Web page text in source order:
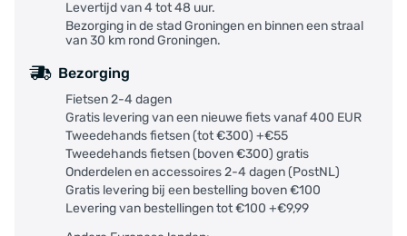
Levertijd van 4 tot 48 uur.
Bezorging in de stad Groningen en binnen een straal
van 30 km rond Groningen.
Bezorging
Fietsen 2-4 dagen
Gratis levering van een nieuwe fiets vanaf 400 EUR
Tweedehands fietsen (tot €300) +€55
Tweedehands fietsen (boven €300) gratis
Onderdelen en accessoires 2-4 dagen (PostNL)
Gratis levering bij een bestelling boven €100
Levering van bestellingen tot €100 +€9,99